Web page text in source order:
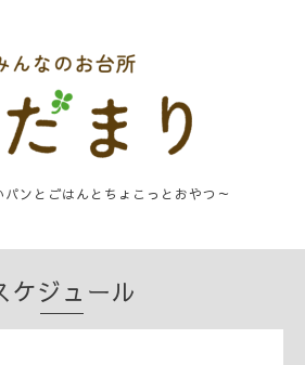
パンとごはんとちょこっとおやつ～
ケジュール